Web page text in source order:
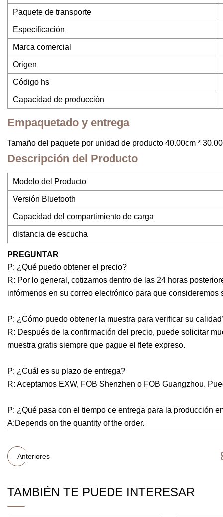
Paquete de transporte
Especificación
Marca comercial
Origen
Código hs
Capacidad de producción
Empaquetado y entrega
Tamaño del paquete por unidad de producto 40.00cm *
Descripción del Producto
Modelo del Producto
Versión Bluetooth
Capacidad del compartimiento de carga
distancia de escucha
PREGUNTAR
P: ¿Qué puedo obtener el precio?
R: Por lo general, cotizamos dentro de las 24 horas
infórmenos en su correo electrónico para que consideremos
P: ¿Cómo puedo obtener la muestra para verificar su
R: Después de la confirmación del precio, puede solicitar
muestra gratis siempre que pague el flete expreso.
P: ¿Cuál es su plazo de entrega?
R: Aceptamos EXW, FOB Shenzhen o FOB Guangzhou.
P: ¿Qué pasa con el tiempo de entrega para la producción
A:Depends on the quantity of the order.
Anteriores
TAMBIÉN TE PUEDE INTERESAR